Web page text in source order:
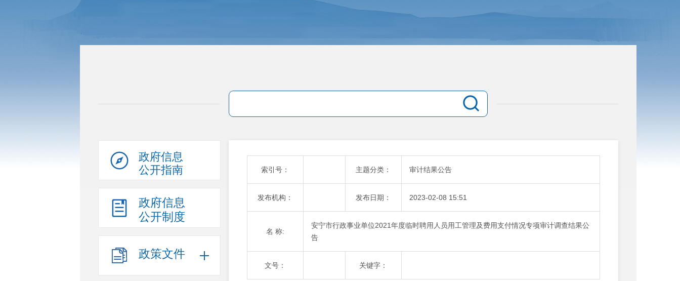
政府信息
公开指南
政府信息
公开制度
政策文件
索引号： 主题分类： 审计结果公告
发布机构： 发布日期： 2023-02-08 15:51
名 称:
安宁市行政事业单位2021年度临时聘用人员用工管理及费用支付情况专项审计调查结果公
告
文号： 关键字：